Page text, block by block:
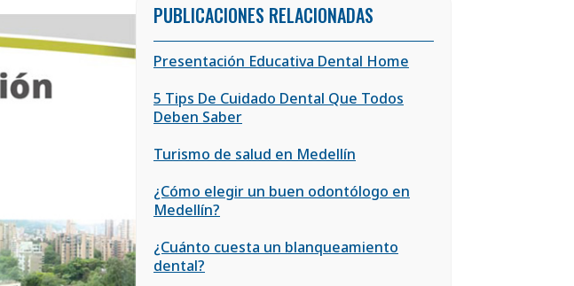
PUBLICACIONES RELACIONADAS
Presentación Educativa Dental Home
5 Tips De Cuidado Dental Que Todos
Deben Saber
Turismo de salud en Medellín
¿Cómo elegir un buen odontólogo en
Medellín?
¿Cuánto cuesta un blanqueamiento
dental?